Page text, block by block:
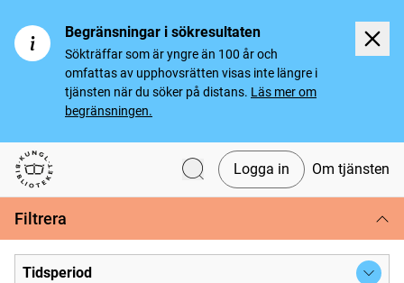
Begränsningar i sökresultaten
Sökträffar som är yngre än 100 år och
omfattas av upphovsrätten visas inte längre i
tjänsten när du söker på distans. Läs mer om
begränsningen.
Svenska tidningar
Logga in Om tjänsten
Filtrera
Tidsperiod